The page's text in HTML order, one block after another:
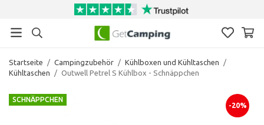
Startseite / Campingzubehör / Kühlboxen und Kühltaschen
/
Kühltaschen
/ Outwell Petrel S Kühlbox - Schnäppchen
SCHNÄPPCHEN
-20%